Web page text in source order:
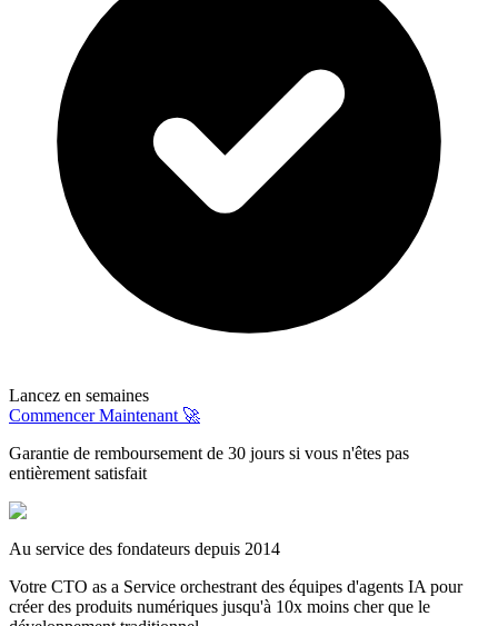
Lancez en semaines
Commencer Maintenant 🚀
Garantie de remboursement de 30 jours si vous n'êtes pas
entièrement satisfait
Au service des fondateurs depuis 2014
Votre CTO as a Service orchestrant des équipes d'agents IA pour
créer des produits numériques jusqu'à 10x moins cher que le